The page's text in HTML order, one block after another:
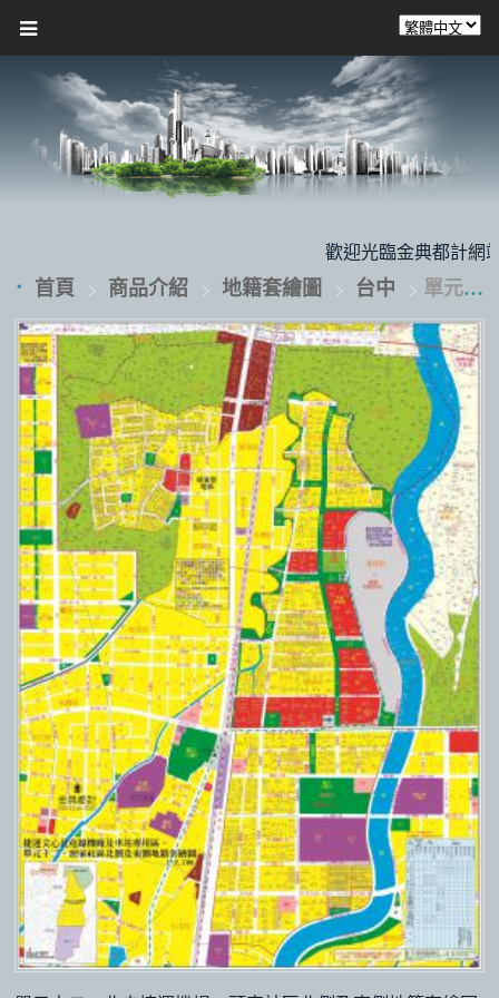
歡迎光臨金典都計網
首頁 商品介紹 地籍套繪圖 台中 單元十二、北屯捷運機場、頭家社區北側及東側地籍套繪圖